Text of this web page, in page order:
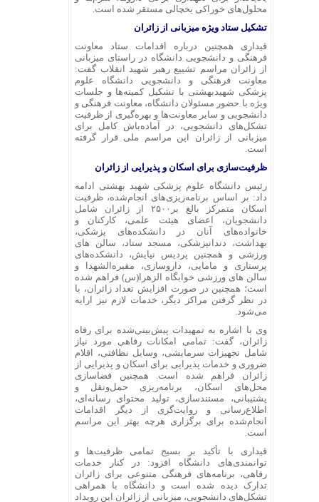
محلول‌های خوراکی یخچالی مستقر شده است.
تشکیل ستاد ویژه میزبانی از زائران
قیداری همچنین درباره اقدامات ستاد معاونت
فرهنگی و دانشجویی دانشگاه در راستای میزبانی
از زائران مراسم تشییع رهبر شهید انقلاب گفت:
معاونت فرهنگی و دانشجویی دانشگاه علوم
پزشکی شهیدبهشتی با تشکیل کمیته‌ها و جلسات
ویژه با حضور مسئولان دانشگاه، معاونت فرهنگی و
دانشجویی و سایر معاونت‌ها و بهره‌گیری از ظرفیت
تشکل‌های دانشجویی، در آماده‌باش کامل برای
میزبانی از زائران این مراسم ملی قرار گرفته
است.
ظرفیت‌سازی برای اسکان و پذیرایی از زائران
رئیس دانشگاه علوم پزشکی شهید بهشتی
ادامه
داد: بر اساس برنامه‌ریزی‌های انجام‌شده، ظرفیت
اسکان متمرکز بالغ بر۲۵۰۰ از زائران شامل
دانشجویان، اعضای هیئت علمی، کارکنان و
خانواده‌های آنان در دانشکده‌های پزشکی،
بهداشت، دندانپزشکی، مسجد ستاد، سالن های
ورزشی و همچنین پردیس نیایش، دانشکده‌های
پرستاری و مامایی، داروسازی، مقبره‌الشهدا و
سالن های ورزشی خوابگاه الزهرا(س) فراهم شده
است؛ همچنین در صورت افزایش تعداد زائران، با
در نظر گرفتن مراکز دیگر، خدمات لازم نیز ارایه
می‌شود.
وی با اشاره به تمهیدات پیش‌بینی‌شده برای رفاه
زائران، گفت: تمامی امکانات رفاهی مورد نیاز
شامل تجهیزات سرمایشی، وسایل نظافتی، اقلام
ضروری و خدمات پذیرایی برای اسکان و پذیرایی از
زائران فراهم شده است. همچنین فضاسازی
محل‌های اسکان، برنامه‌ریزی حمل‌ونقل و
پشتیبانی، مستندسازی، تولید محتوای رسانه‌ای،
اطلاع‌رسانی و روایت‌گری از دیگر اقدامات
انجام‌شده برای برگزاری هرچه بهتر این مراسم
است.
قیداری با تأکید بر بسیج تمامی ظرفیت‌ها و
توانمندی‌های دانشگاه افزود: در کنار خدمات
رفاهی، برنامه‌های فرهنگی متنوعی برای زائران
تدارک دیده شده است و دانشگاه با همراهی
تشکل‌های دانشجویی، میزبانی از زائران این رویداد